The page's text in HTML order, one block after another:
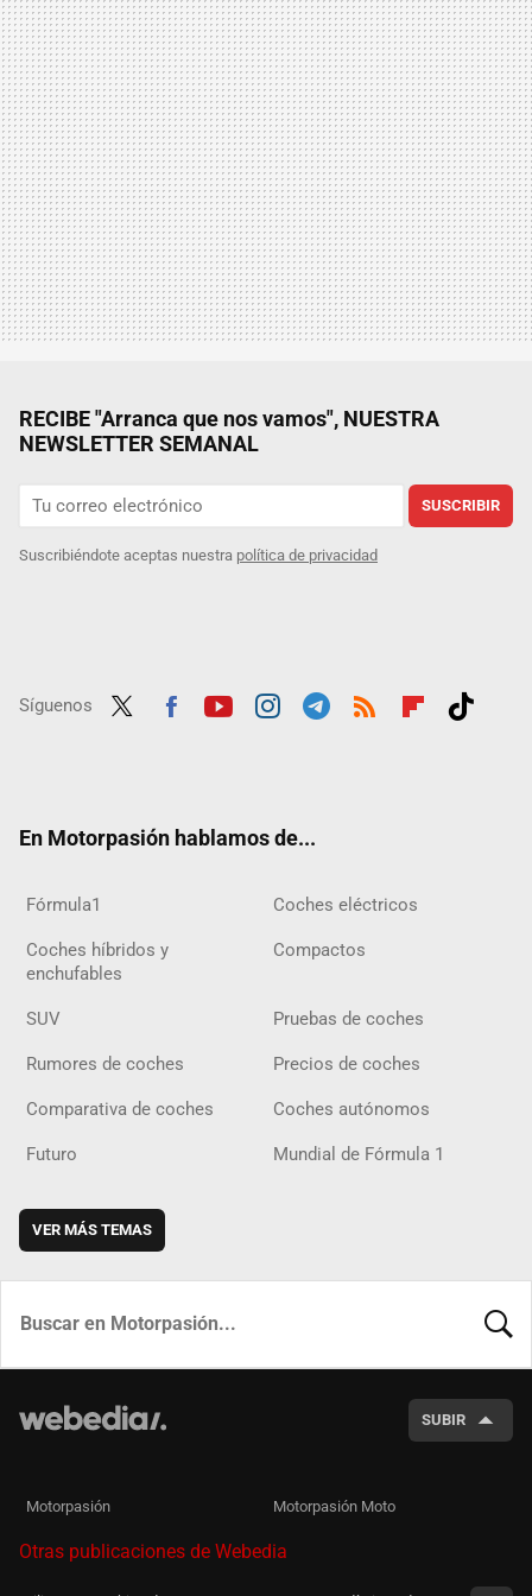
RECIBE "Arranca que nos vamos", NUESTRA
NEWSLETTER SEMANAL
SUSCRIBIR
Suscribiéndote aceptas nuestra política de privacidad
Síguenos
En Motorpasión hablamos de...
Fórmula1 Coches eléctricos
Coches híbridos y
enchufables
Compactos
SUV Pruebas de coches
Rumores de coches Precios de coches
Comparativa de coches Coches autónomos
Futuro Mundial de Fórmula 1
VER MÁS TEMAS
SUBIR
Motorpasión Motorpasión Moto
Otras publicaciones de Webedia